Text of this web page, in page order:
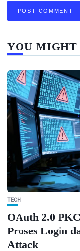
YOU
TECH
OAuth 2.0
Proses Login
Attack